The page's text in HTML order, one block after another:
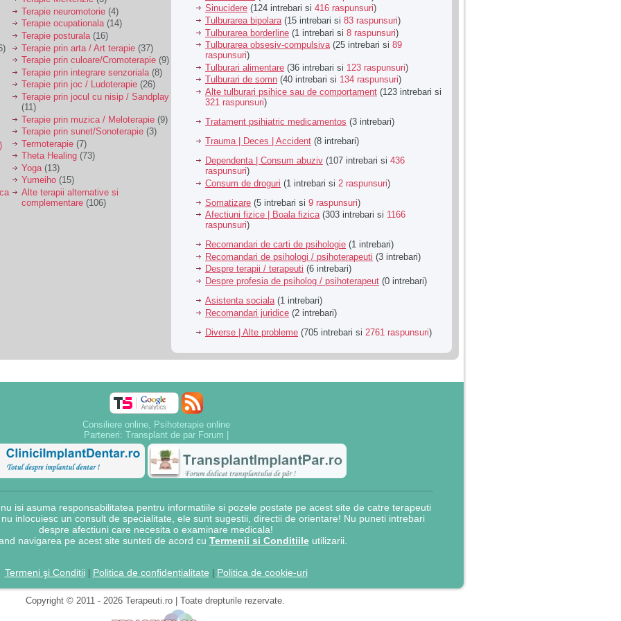
Terapie neuromotorie (4)
Terapie ocupationala(14)
Terapie posturala (16)
Terapie prin arta / Art terapie (37)
Terapie prin culoare/Cromoterapie (9)
Terapie prin integrare senzoriala (8)
Terapie prin joc / Ludoterapie (26)
Terapie prin jocul cu nisip / Sandplay
(11)
Terapie prin muzica / Meloterapie (9)
Terapie prin sunet/Sonoterapie (3)
Termoterapie (7)
Theta Healing (73)
Yoga (13)
Yumeiho (15)
Alte terapii alternative si
complementare (106)
Sinucidere (124 intrebari si 416 raspunsuri)
Tulburarea bipolara(15 intrebari si 83 raspunsuri)
Tulburarea borderline (1 intrebari si 8 raspunsuri)
Tulburarea obsesiv-compulsiva(25 intrebari si 89
raspunsuri)
Tulburari alimentare (36 intrebari si 123 raspunsuri)
Tulburari de somn (40 intrebari si 134 raspunsuri)
Alte tulburari psihice sau de comportament (123 intrebari si
321 raspunsuri)
Tratament psihiatric medicamentos (3 intrebari)
Trauma | Deces | Accident (8 intrebari)
Dependenta | Consum abuziv (107 intrebari si 436
raspunsuri)
Consum de droguri (1 intrebari si 2 raspunsuri)
Somatizare (5 intrebari si 9 raspunsuri)
Afectiuni fizice | Boala fizica(303 intrebari si 1166
raspunsuri)
Recomandari de carti de psihologie (1 intrebari)
Recomandari de psihologi / psihoterapeuti (3 intrebari)
Despre terapii / terapeuti (6 intrebari)
Despre profesia de psiholog / psihoterapeut (0 intrebari)
Asistenta sociala (1 intrebari)
Recomandari juridice (2 intrebari)
Diverse | Alte probleme (705 intrebari si 2761 raspunsuri)
Consiliere online, Psihoterapie online
Parteneri: Transplant de par Forum
isi asuma responsabilitatea pentru informatiile si pozele postate pe acest site de catre terapeuti
inlocuiesc un consult de specialitate, ele sunt sugestii, directii de orientare! Nu puneti intrebari
despre afectiuni care necesita o examinare medicala!
navigarea pe acest site sunteti de acord cu Termenii si Conditiile utilizarii.
Termeni şi Condiții| Politica de confidențialitate Politica de cookie-uri
Copyright © 2011 - 2026 Terapeuti.ro | Toate drepturile rezervate.